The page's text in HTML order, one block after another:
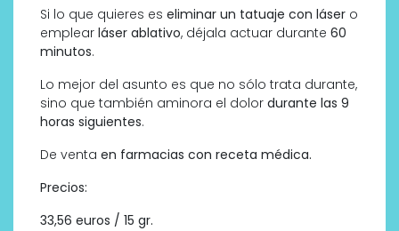
Si lo que quieres es eliminar un tatuaje con láser o
emplear láser ablativo, déjala actuar durante 60
minutos.
Lo mejor del asunto es que no sólo trata durante,
sino que también aminora el dolor durante las 9
horas siguientes.
De venta en farmacias con receta médica.
Precios:
33,56 euros / 15 gr.